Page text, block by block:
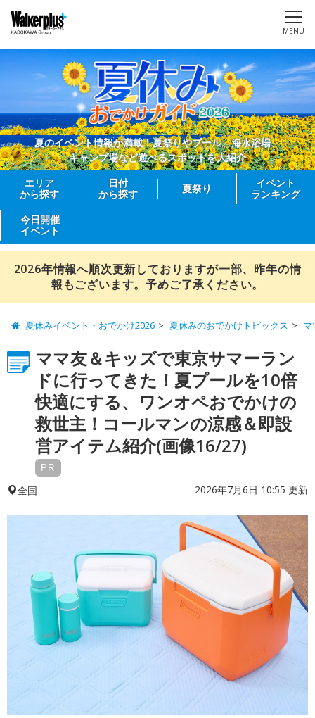
MENU
夏のイベント情報が満載！夏祭りやプール、海水浴場、
キャンプ場など遊べるスポットを大紹介
エリア
から探す
日付
から探す
夏祭り
イベント
ランキング
今日開催
イベント
2026年情報へ順次更新しておりますが一部、昨年の情
報もございます。予めご了承ください。
夏休みイベント・おでかけ2026 夏休みのおでかけトピックス マ
ママ友＆キッズで東京サマーラン
ドに行ってきた！夏プールを10倍
快適にする、ワンオペおでかけの
救世主！コールマンの涼感＆即設
営アイテム紹介(画像16/27)
PR
全国 2026年7月6日 10:55 更新